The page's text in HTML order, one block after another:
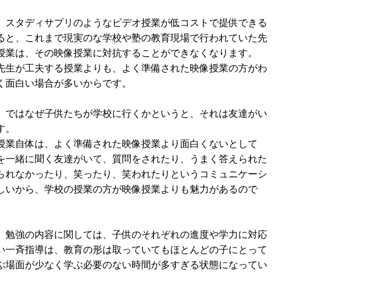
タディサプリのようなビデオ授業が低コストで提供できる
と、これまで現実のな学校や塾の教育現場で行われていた先
業は、その映像授業に対抗することができなくなります。
が工夫する授業よりも、よく準備された映像授業の方がわ
面白い場合が多いからです。
はなぜ子供たちが学校に行くかというと、それは友達がい
自体は、よく準備された映像授業より面白くないとして
一緒に聞く友達がいて、質問をされたり、うまく答えられた
れなかったり、笑ったり、笑われたりというコミュニケーシ
いから、学校の授業の方が映像授業よりも魅力があるので
強の内容に関しては、子供のそれぞれの進度や学力に対応
一斉指導は、教育の形は取っていてもほとんどの子にとって
場面が少なく学ぶ必要のない時間が多すぎる状態になってい